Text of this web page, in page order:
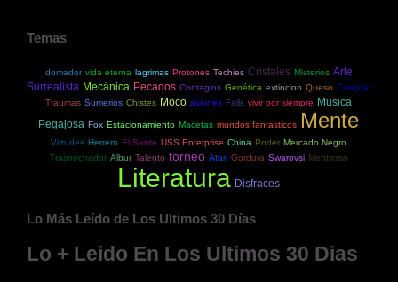
Temas
domador vida eterna lagrimas Protones Techies Cristales Misterios Arte
Surrealista Mecánica Pecados Contagios Genética extincion Queso Comprar
Traumas Sumerios Chistes Moco aviones Fails vivir por siempre Musica
Pegajosa Fox Estacionamiento Macetas mundos fantasticos Mente
Virtudes Herrero El Santo USS Enterprise China Poder Mercado Negro
Trasnochador Albur Talento torneo Atari Gordura Swarovsi Mentiroso
Literatura Disfraces
Lo Más Leído de Los Ultimos 30 Días
Lo + Leido En Los Ultimos 30 Dias